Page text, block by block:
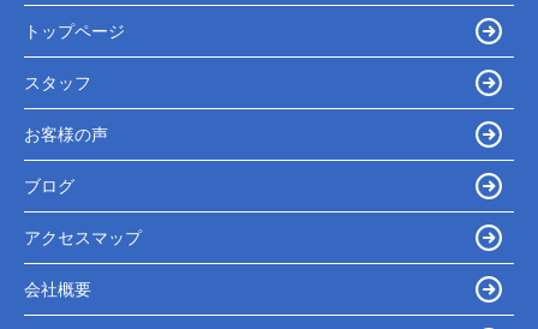
トップページ
スタッフ
お客様の声
ブログ
アクセスマップ
会社概要